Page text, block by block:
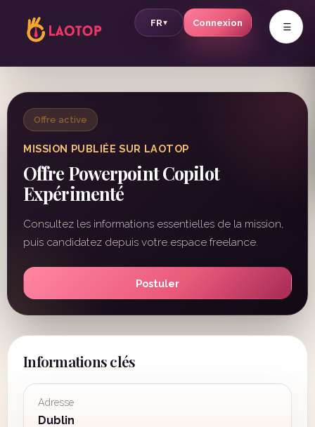
FR▾ Connexion v
Offre active
MISSION PUBLIÉE SUR LAOTOP
Offre Powerpoint Copilot
Expérimenté
Consultez les informations essentielles de la mission,
puis candidatez depuis votre espace freelance.
Postuler
Informations clés
Adresse
Dublin